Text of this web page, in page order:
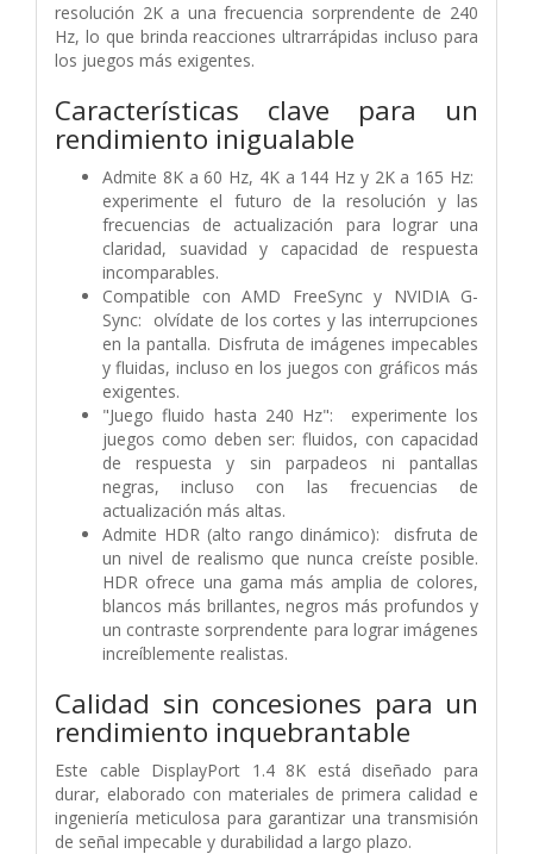
resolución 2K a una frecuencia sorprendente de 240
Hz, lo que brinda reacciones ultrarrápidas incluso para
los juegos más exigentes.
Características clave para un
rendimiento inigualable
Admite 8K a 60 Hz, 4K a 144 Hz y 2K a 165 Hz:
experimente el futuro de la resolución y las
frecuencias de actualización para lograr una
claridad, suavidad y capacidad de respuesta
incomparables.
Compatible con AMD FreeSync y NVIDIA G-
Sync: olvídate de los cortes y las interrupciones
en la pantalla. Disfruta de imágenes impecables
y fluidas, incluso en los juegos con gráficos más
exigentes.
"Juego fluido hasta 240 Hz": experimente los
juegos como deben ser: fluidos, con capacidad
de respuesta y sin parpadeos ni pantallas
negras, incluso con las frecuencias de
actualización más altas.
Admite HDR (alto rango dinámico): disfruta de
un nivel de realismo que nunca creíste posible.
HDR ofrece una gama más amplia de colores,
blancos más brillantes, negros más profundos y
un contraste sorprendente para lograr imágenes
increíblemente realistas.
Calidad sin concesiones para un
rendimiento inquebrantable
Este cable DisplayPort 1.4 8K está diseñado para
durar, elaborado con materiales de primera calidad e
ingeniería meticulosa para garantizar una transmisión
de señal impecable y durabilidad a largo plazo.